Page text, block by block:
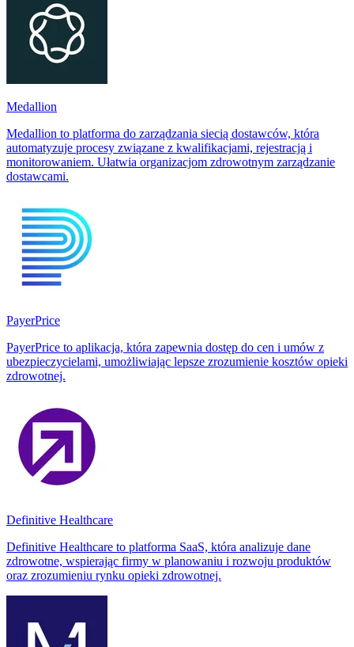
Medallion
Medallion to platforma do zarządzania siecią dostawców, która
automatyzuje procesy związane z kwalifikacjami, rejestracją i
monitorowaniem. Ułatwia organizacjom zdrowotnym zarządzanie
dostawcami.
PayerPrice
PayerPrice to aplikacja, która zapewnia dostęp do cen i umów z
ubezpieczycielami, umożliwiając lepsze zrozumienie kosztów opieki
zdrowotnej.
Definitive Healthcare
Definitive Healthcare to platforma SaaS, która analizuje dane
zdrowotne, wspierając firmy w planowaniu i rozwoju produktów
oraz zrozumieniu rynku opieki zdrowotnej.